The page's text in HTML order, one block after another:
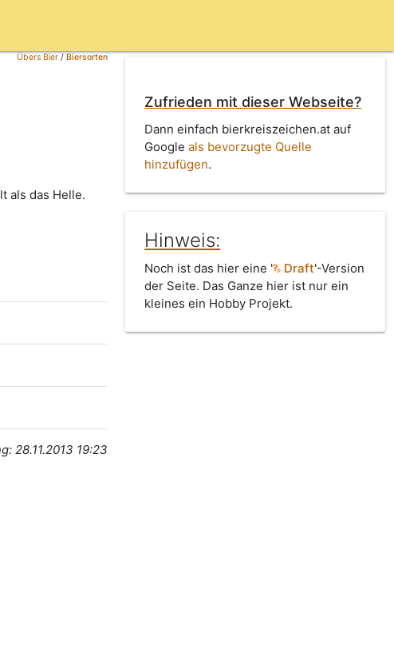
Übers Bier/Biersorten
als das Helle.
28.11.2013 19:23
Zufrieden mit dieser Webseite?
Dann einfach bierkreiszeichen.at auf
Googleals bevorzugte Quelle
hinzufügen.
Hinweis:
Noch ist das hier eine ' Draft'-Version
der Seite. Das Ganze hier ist nur ein
kleines ein Hobby Projekt.